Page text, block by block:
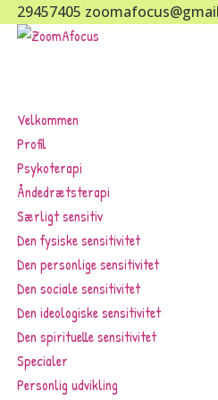
29457405
Velkommen
Profil
Psykoterapi
Åndedrætsterapi
Særligt sensitiv
Den fysiske sensitivitet
Den personlige sensitivitet
Den sociale sensitivitet
Den ideologiske sensitivitet
Den spirituelle sensitivitet
Specialer
Personlig udvikling